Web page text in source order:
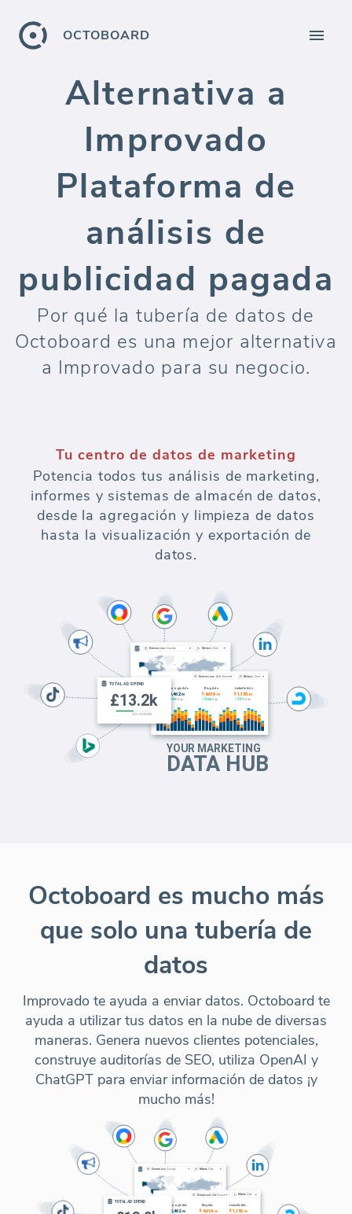
OCTOBOARD
Alternativa a
Improvado
Plataforma de
análisis de
publicidad pagada
Por qué la tubería de datos de
Octoboard es una mejor alternativa
a Improvado para su negocio.
Tu centro de datos de marketing
Potencia todos tus análisis de marketing,
informes y sistemas de almacén de datos,
desde la agregación y limpieza de datos
hasta la visualización y exportación de
datos.
Octoboard es mucho más
que solo una tubería de
datos
Improvado te ayuda a enviar datos. Octoboard te
ayuda a utilizar tus datos en la nube de diversas
maneras. Genera nuevos clientes potenciales,
construye auditorías de SEO, utiliza OpenAI y
ChatGPT para enviar información de datos ¡y
mucho más!